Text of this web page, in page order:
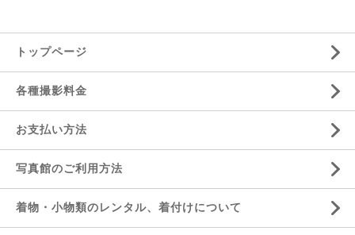
トップページ
各種撮影料金
お支払い方法
写真館のご利用方法
着物・小物類のレンタル、着付けについて